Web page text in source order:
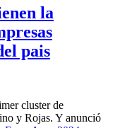
la
pais
cluster de
y Rojas. Y anunció